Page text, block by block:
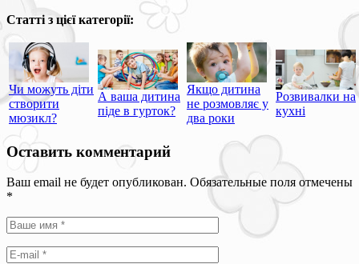
Статті з цієї категорії:
Чи можуть діти
створити
мюзикл?
А ваша дитина
піде в гурток?
Якщо дитина
не розмовляє у
два роки
Розвивалки на
кухні
Оставить комментарий
Ваш email не будет опубликован. Обязательные поля отмечены
*